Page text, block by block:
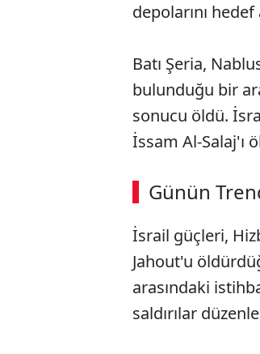
depolarını hedef
Batı Şeria,
bulunduğu bir
sonucu öldü.
İssam Al-Salaj'ı
Günün
İsrail güçleri,
Jahout'u
arasındaki
saldırılar